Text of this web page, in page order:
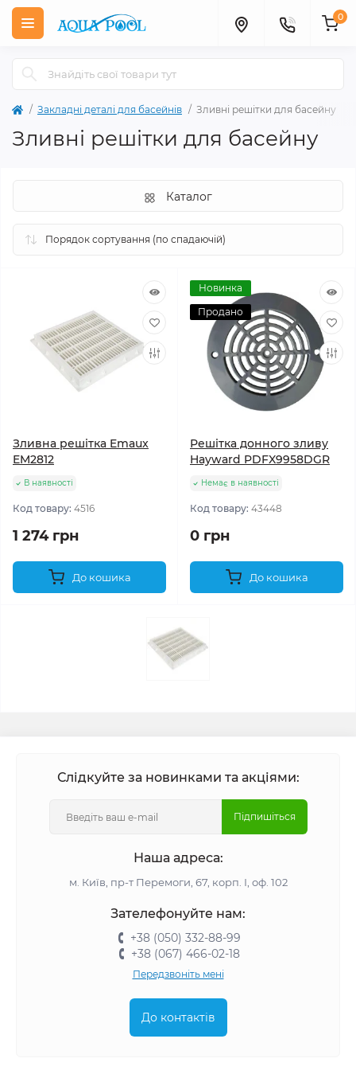
0
Закладні деталі для басейнів Зливні решітки для басейну
Зливні решітки для басейну
Каталог
Зливна решітка Emaux
EM2812
В наявності
Код товару: 4516
1 274 грн
До кошика
Новинка
Продано
Решітка донного зливу
Hayward PDFX9958DGR
Немає в наявності
Код товару: 43448
0 грн
До кошика
Слідкуйте за новинками та акціями:
Підпишіться
Наша адреса:
м. Київ, пр-т Перемоги, 67, корп. І, оф. 102
Зателефонуйте нам:
+38 (050) 332-88-99
+38 (067) 466-02-18
Передзвоніть мені
До контактів